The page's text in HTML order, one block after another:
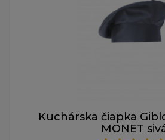
Kuchárska čiapka
MONET